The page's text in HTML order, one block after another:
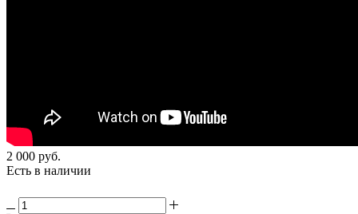
2 000 руб.
Есть в наличии